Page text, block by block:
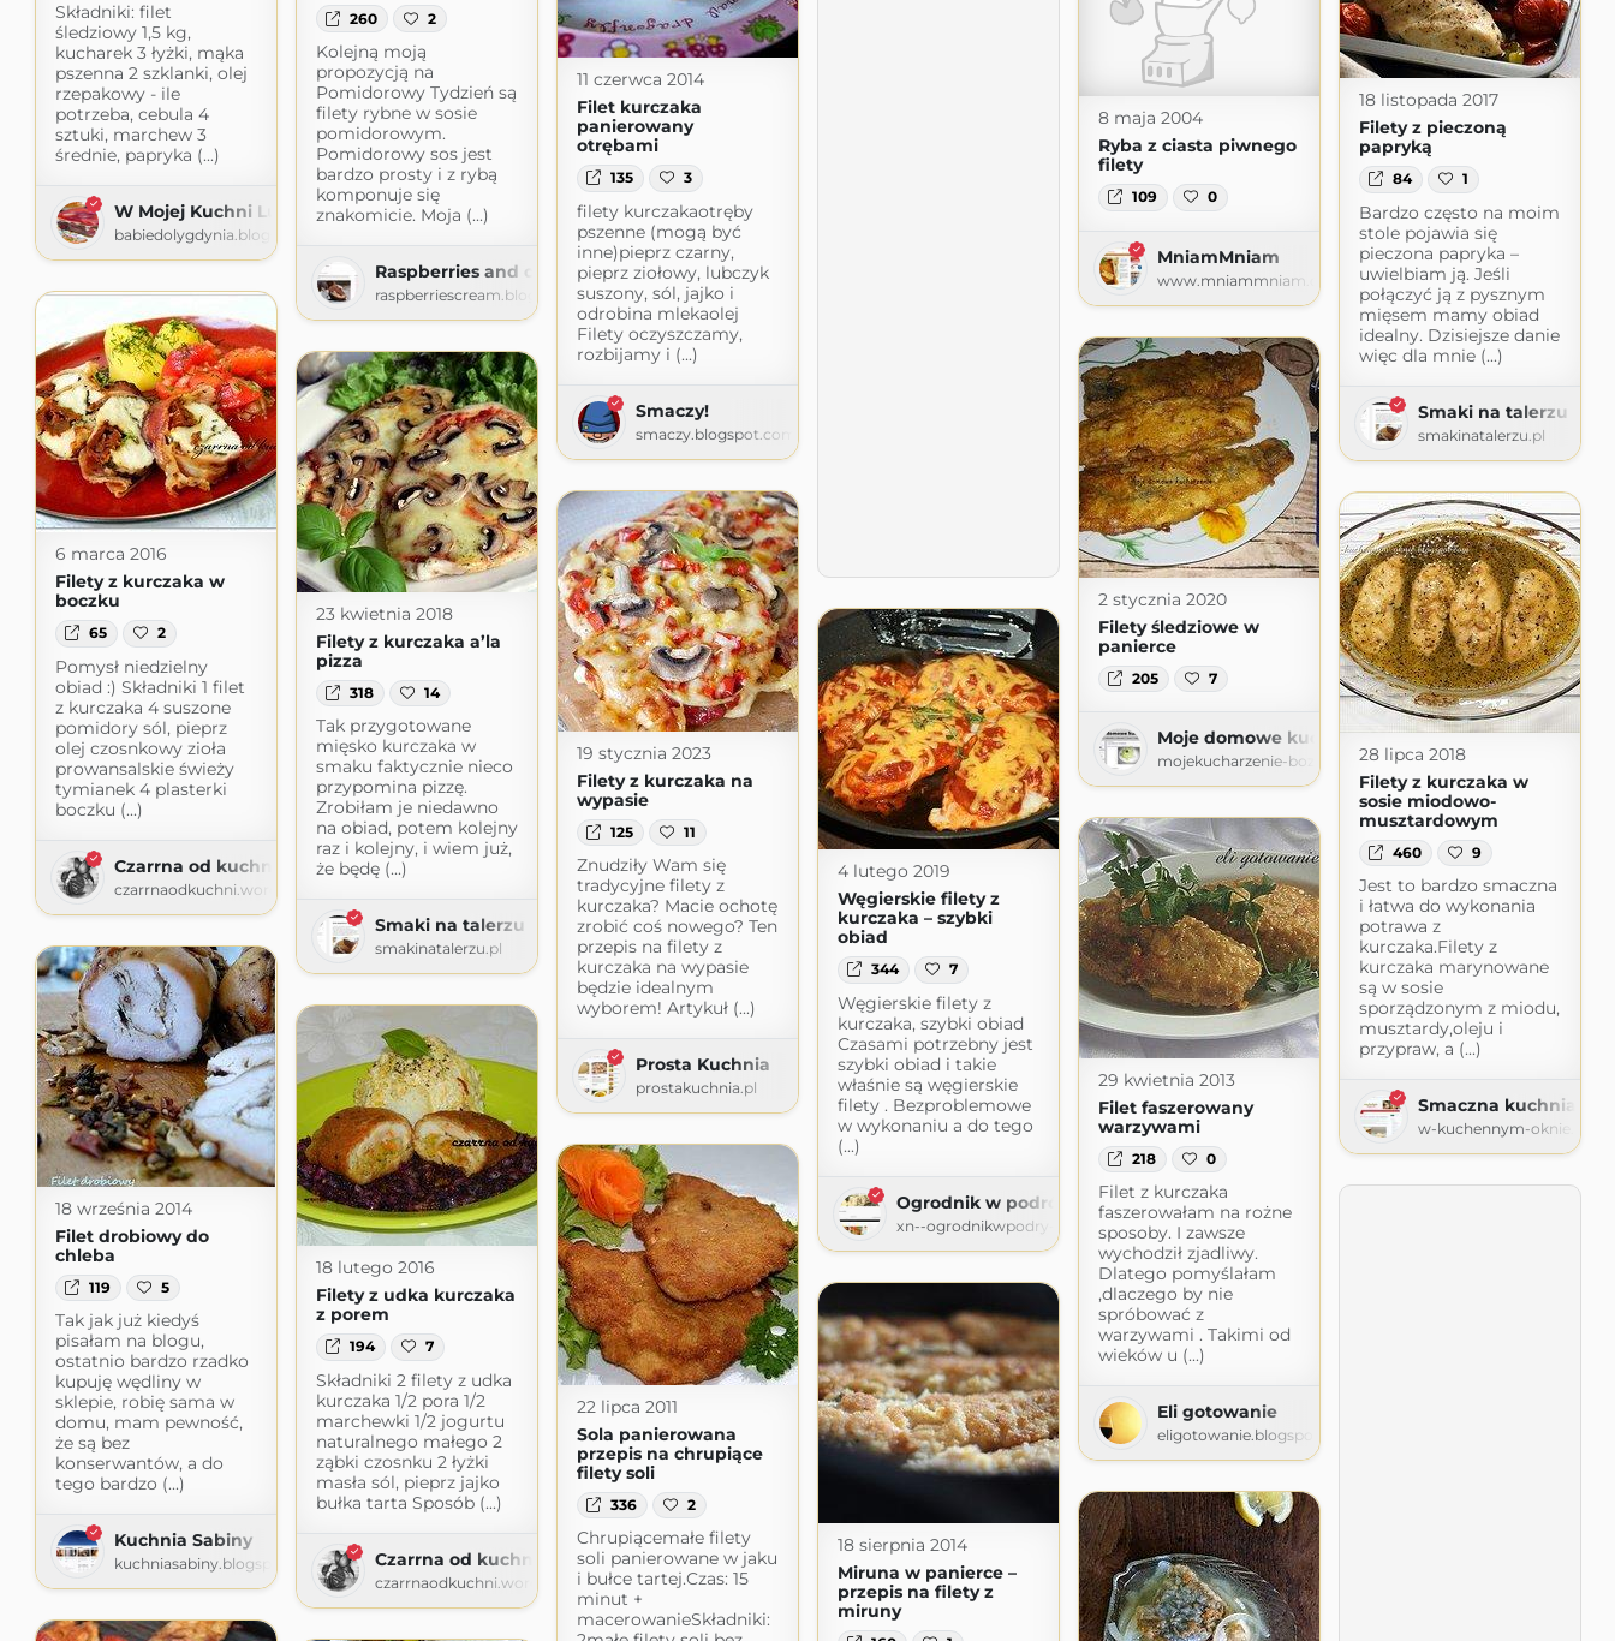
Składniki: filet
śledziowy 1,5 kg,
kucharek 3 łyżki, mąka
pszenna 2 szklanki, olej
rzepakowy - ile
potrzeba, cebula 4
sztuki, marchew 3
średnie, papryka (...)
W Mojej Kuchni Lubię
babiedolygdynia.blogspot.com
260 2
Kolejną moją
propozycją na
Pomidorowy Tydzień są
filety rybne w sosie
pomidorowym.
Pomidorowy sos jest
bardzo prosty i z rybą
komponuje się
znakomicie. Moja (...)
Raspberries and cream
raspberriescream.blogspot.com
11 czerwca 2014
Filet kurczaka
panierowany
otrębami
135 3
filety kurczakaotręby
pszenne (mogą być
inne)pieprz czarny,
pieprz ziołowy, lubczyk
suszony, sól, jajko i
odrobina mlekaolej
Filety oczyszczamy,
rozbijamy i (...)
Smaczy!
smaczy.blogspot.com
18 listopada 2017
Filety z pieczoną
papryką
84 1
Bardzo często na moim
stole pojawia się
pieczona papryka –
uwielbiam ją. Jeśli
połączyć ją z pysznym
mięsem mamy obiad
idealny. Dzisiejsze danie
więc dla mnie (...)
Smaki na talerzu
smakinatalerzu.pl
8 maja 2004
Ryba z ciasta piwnego
filety
109 0
MniamMniam
www.mniammniam.com
6 marca 2016
Filety z kurczaka w
boczku
65 2
Pomysł niedzielny
obiad :) Składniki 1 filet
z kurczaka 4 suszone
pomidory sól, pieprz
olej czosnkowy zioła
prowansalskie świeży
tymianek 4 plasterki
boczku (...)
Czarrna od kuchni
czarrnaodkuchni.wordpress.com
2 stycznia 2020
Filety śledziowe w
panierce
205 7
Moje domowe kucharzenie
mojekucharzenie-bozena-1968.blogspot.com
23 kwietnia 2018
Filety z kurczaka a’la
pizza
318 14
Tak przygotowane
mięsko kurczaka w
smaku faktycznie nieco
przypomina pizzę.
Zrobiłam je niedawno
na obiad, potem kolejny
raz i kolejny, i wiem już,
że będę (...)
Smaki na talerzu
smakinatalerzu.pl
19 stycznia 2023
Filety z kurczaka na
wypasie
125 11
Znudziły Wam się
tradycyjne filety z
kurczaka? Macie ochotę
zrobić coś nowego? Ten
przepis na filety z
kurczaka na wypasie
będzie idealnym
wyborem! Artykuł (...)
Prosta Kuchnia
prostakuchnia.pl
28 lipca 2018
Filety z kurczaka w
sosie miodowo-
musztardowym
460 9
Jest to bardzo smaczna
i łatwa do wykonania
potrawa z
kurczaka.Filety z
kurczaka marynowane
są w sosie
sporządzonym z miodu,
musztardy,oleju i
przypraw, a (...)
Smaczna kuchnia
w-kuchennym-
4 lutego 2019
Węgierskie filety z
kurczaka – szybki
obiad
344 7
Węgierskie filety z
kurczaka, szybki obiad
Czasami potrzebny jest
szybki obiad i takie
właśnie są węgierskie
filety . Bezproblemowe
w wykonaniu a do tego
(...)
Ogrodnik w podróży
xn--ogrodnikwpodry-xob60t.pl
29 kwietnia 2013
Filet faszerowany
warzywami
218 0
Filet z kurczaka
faszerowałam na rożne
sposoby. I zawsze
wychodził zjadliwy.
Dlatego pomyślałam
,dlaczego by nie
spróbować z
warzywami . Takimi od
wieków u (...)
Eli gotowanie
eligotowanie.blogspot.com
18 września 2014
Filet drobiowy do
chleba
119 5
Tak jak już kiedyś
pisałam na blogu,
ostatnio bardzo rzadko
kupuję wędliny w
sklepie, robię sama w
domu, mam pewność,
że są bez
konserwantów, a do
tego bardzo (...)
Kuchnia Sabiny
kuchniasabiny.blogspot.com
18 lutego 2016
Filety z udka kurczaka
z porem
194 7
Składniki 2 filety z udka
kurczaka 1/2 pora 1/2
marchewki 1/2 jogurtu
naturalnego małego 2
ząbki czosnku 2 łyżki
masła sól, pieprz jajko
bułka tarta Sposób (...)
Czarrna od kuchni
czarrnaodkuchni.wordpress.com
22 lipca 2011
Sola panierowana
przepis na chrupiące
filety soli
336 2
Chrupiącemałe filety
soli panierowane w jaku
i bułce tartej.Czas: 15
minut +
macerowanieSkładniki:
18 sierpnia 2014
Miruna w panierce –
przepis na filety z
miruny